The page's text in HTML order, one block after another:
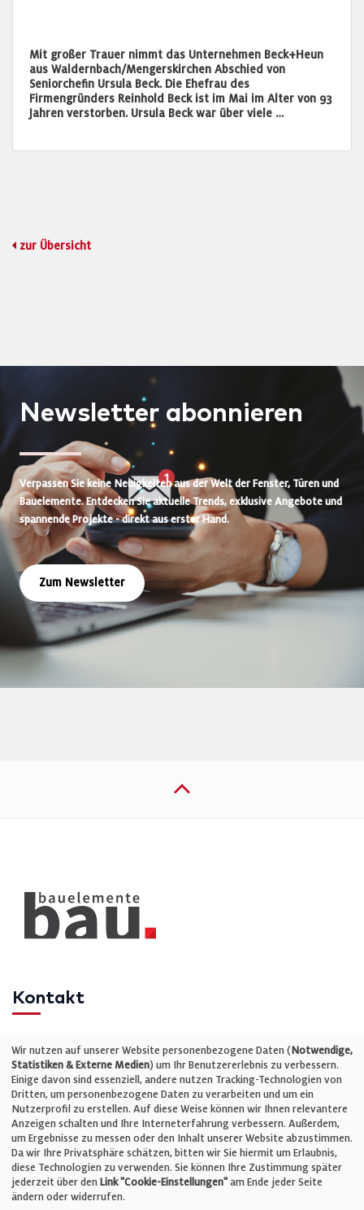
Mit großer Trauer nimmt das Unternehmen Beck+Heun
aus Waldernbach/Mengerskirchen Abschied von
Seniorchefin Ursula Beck. Die Ehefrau des
Firmengründers Reinhold Beck ist im Mai im Alter von 93
Jahren verstorben. Ursula Beck war über viele …
zur Übersicht
Newsletter abonnieren
Verpassen Sie keine Neuigkeiten aus der Welt der Fenster, Türen und
Bauelemente. Entdecken Sie aktuelle Trends, exklusive Angebote und
spannende Projekte - direkt aus erster Hand.
Zum Newsletter
Kontakt
Telefon: +49 (0)711 2585563-0
E-Mail:info@bauelemente-bau.eu
Unternehmen
Impressum
Wir nutzen auf unserer Website personenbezogene Daten (Notwendige,
Statistiken & Externe Medien) um Ihr Benutzererlebnis zu verbessern.
Einige davon sind essenziell, andere nutzen Tracking-Technologien von
Dritten, um personenbezogene Daten zu verarbeiten und um ein
Nutzerprofil zu erstellen. Auf diese Weise können wir Ihnen relevantere
Anzeigen schalten und Ihre Interneterfahrung verbessern. Außerdem,
um Ergebnisse zu messen oder den Inhalt unserer Website abzustimmen.
Da wir Ihre Privatsphäre schätzen, bitten wir Sie hiermit um Erlaubnis,
diese Technologien zu verwenden. Sie können Ihre Zustimmung später
jederzeit über den Link "Cookie-Einstellungen" am Ende jeder Seite
ändern oder widerrufen.